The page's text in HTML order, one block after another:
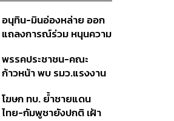
อนุทิน-มินอ่องหล่าย ออก
แถลงการณ์ร่วม หนุนความ
ปราบอาชญากรรมข้าม
ชาติ แก้ปัญหาหมอกควัน-
มลพิษทางน้ำ
พรรคประชาชน-คณะ
ก้าวหน้า พบ รมว.แรงงาน
เบอร์รีฟินแลนด์
โฆษก ทบ. ย้ำชายแดน
ไทย-กัมพูชายังปกติ เฝ้า